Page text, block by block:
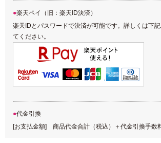
楽天ペイ（旧：楽天ID決済）
楽天IDとパスワードで決済が可能です。詳しくは下
てください。
代金引換
[お支払金額] 商品代金合計（税込）＋代金引換手数